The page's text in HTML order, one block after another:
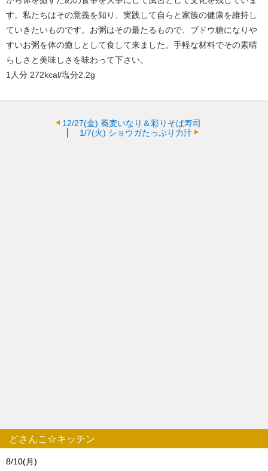
す。私たちはその意義を知り、実践して自らと家族の健康を維持し
ていきたいものです。お粥はその最たるもので、ブドウ糖になりや
すいお粥を体の癒しとして食して来ました。手軽な材料でその素晴
らしさと美味しさを味わって下さい。
1人分 272kcal/塩分2.2g
12/27(金) 蕎麦いなり＆彩りそば寿司
1/7(火) ショウガたっぷり力汁
どさんこ☆キッチン
8/10(月)